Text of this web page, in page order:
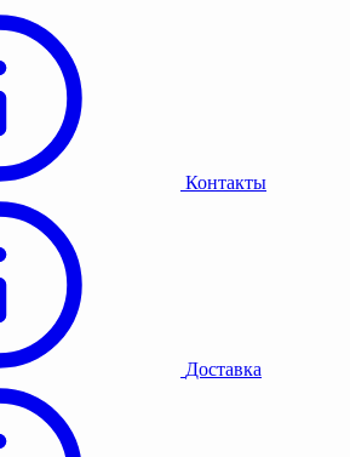
Контакты
Доставка